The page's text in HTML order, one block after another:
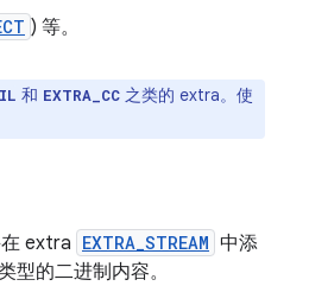
) 等。
和 EXTRA_CC 之类的 extra。使
extra EXTRA_STREAM 中添
型的二进制内容。